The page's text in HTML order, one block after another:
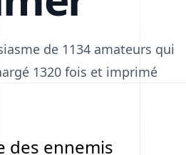
de 1134 amateurs qui
1320 fois et imprimé
des ennemis